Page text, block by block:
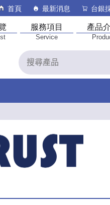
首頁 最新消息 台銀
服務項目
Service
產品